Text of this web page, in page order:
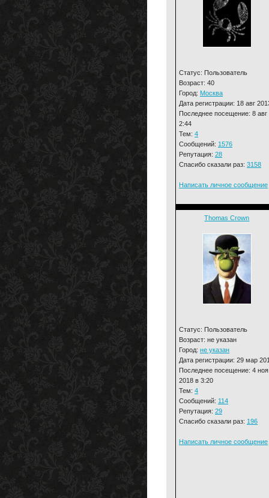
Статус: Пользователь
Возраст: 40
Город: Москва
Дата регистрации: 18 авг
Последнее посещение: 8 авг
2:44
Тем: 4
Сообщений: 1576
Репутация: 28
Спасибо сказали раз: 3158
Написать личное сообщение
Thomas Crown
Статус: Пользователь
Возраст: не указан
Город: не указан
Дата регистрации: 29 мар
Последнее посещение: 4 ноя
2018 в 3:20
Тем: 4
Сообщений: 114
Репутация: 29
Спасибо сказали раз: 196
Написать личное сообщение